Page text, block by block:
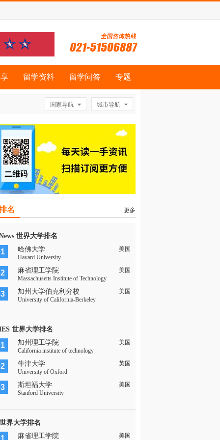
留学资料 留学问答 专题
国家导航 城市导航
名 更多
世界大学排名
哈佛大学
美国
Havard University
麻省理工学院
美国
Massachusetts Institute of Technology
加州大学伯克利分校
美国
University of California-Berkeley
世界大学排名
加州理工学院
美国
California institute of technology
牛津大学
英国
University of Oxford
斯坦福大学
美国
Stanford University
界大学排名
麻省理工学院 美国